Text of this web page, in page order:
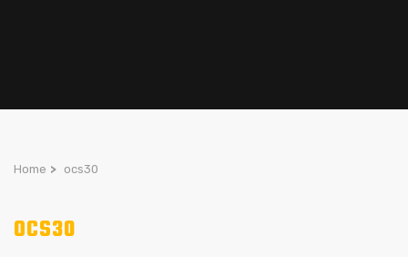
Home > ocs30
OCS30